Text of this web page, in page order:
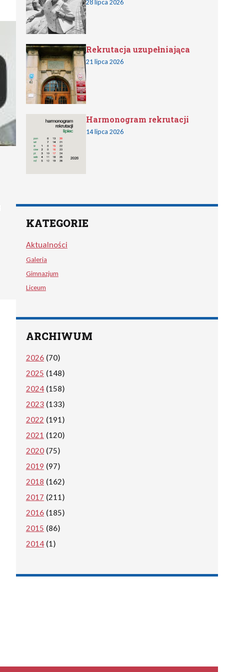
28 lipca 2026
Rekrutacja uzupełniająca
21 lipca 2026
Harmonogram rekrutacji
14 lipca 2026
KATEGORIE
Aktualności
Galeria
Gimnazjum
Liceum
ARCHIWUM
2026(70)
2025 (148)
2024(158)
2023(133)
2022 (191)
2021 (120)
2020(75)
2019 (97)
2018 (162)
2017 (211)
2016(185)
2015 (86)
2014(1)